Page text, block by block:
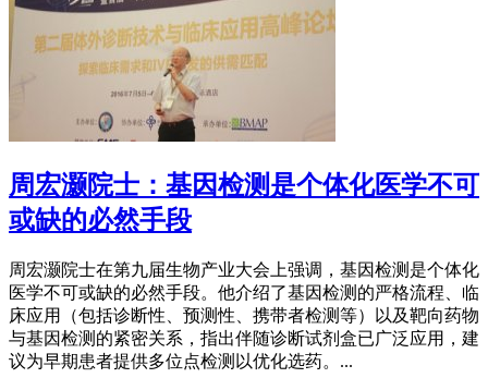
周宏灏院士：基因检测是个体化医学不可
或缺的必然手段
周宏灏院士在第九届生物产业大会上强调，基因检测是个体化
医学不可或缺的必然手段。他介绍了基因检测的严格流程、临
床应用（包括诊断性、预测性、携带者检测等）以及靶向药物
与基因检测的紧密关系，指出伴随诊断试剂盒已广泛应用，建
议为早期患者提供多位点检测以优化选药。...